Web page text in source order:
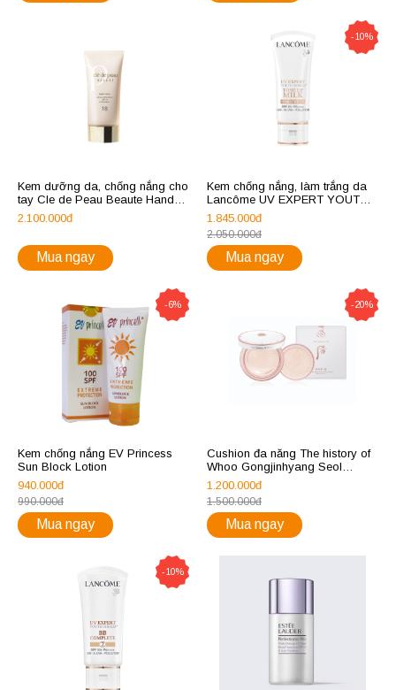
Kem dưỡng da, chống nắng cho
tay Cle de Peau Beaute Hand
Cream SPF 18
2.100.000đ
Mua ngay
-10%
Kem chống nắng, làm trắng da
Lancôme UV EXPERT YOUTH
SHIELD TONE UP MILK spf 50+
pa++++
1.845.000đ
2.050.000đ
Mua ngay
-6%
Kem chống nắng EV Princess
Sun Block Lotion
940.000đ
990.000đ
Mua ngay
-20%
Cushion đa năng The history of
Whoo Gongjinhyang Seol
Radiant White Tone Up Sun
Cushion SPF50+,PA+++
1.200.000đ
1.500.000đ
Mua ngay
-10%